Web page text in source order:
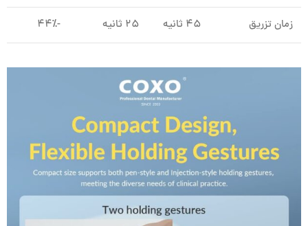
زمان تزریق ۴۵ ثانیه ۲۵ ثانیه -۴۴٪